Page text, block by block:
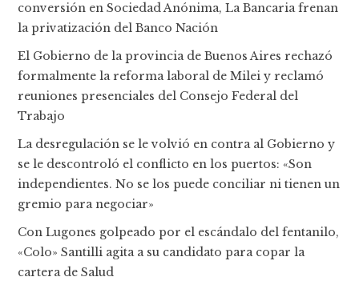
conversión en Sociedad Anónima, La Bancaria frenan
la privatización del Banco Nación
El Gobierno de la provincia de Buenos Aires rechazó
formalmente la reforma laboral de Milei y reclamó
reuniones presenciales del Consejo Federal del
Trabajo
La desregulación se le volvió en contra al Gobierno y
se le descontroló el conflicto en los puertos: «Son
independientes. No se los puede conciliar ni tienen un
gremio para negociar»
Con Lugones golpeado por el escándalo del fentanilo,
«Colo» Santilli agita a su candidato para copar la
cartera de Salud